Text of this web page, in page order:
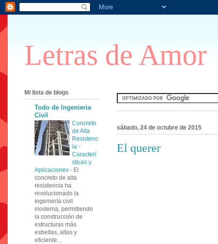
Letras de Amor
sábado, 24 de octubre de 2015
El querer
Mi lista de blogs
Todo de Ingenieria
Civil
Concreto
de Alta
Resistenc
ia -
Caracterí
sticas y
Aplicaciones - El
concreto de alta
resistencia ha
revolucionado la
ingeniería civil
moderna, permitiendo
la construcción de
estructuras más
esbeltas, altas y
eficiente...